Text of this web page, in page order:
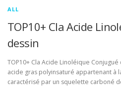
ALL
TOP10+ Cla Acide
dessin
TOP10+ Cla Acide Linoléique
acide gras polyinsaturé appartenant à
caractérisé par un squelette carboné